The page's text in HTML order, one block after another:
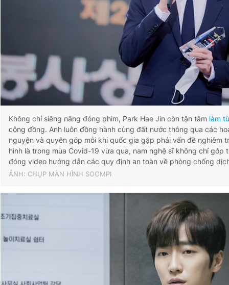
Không chỉ siêng năng đóng phim, Park Hae Jin còn tận tâm làm
cộng đồng. Anh luôn đồng hành cùng đất nước thông qua các
nguyện và quyên góp mỗi khi quốc gia gặp phải vấn đề nghiêm
hình là trong mùa Covid-19 vừa qua, nam nghệ sĩ không chỉ góp
đóng video hướng dẫn các quy định an toàn về phòng chống
ẢNH: CHỤP MÀN HÌNH SOOMPI